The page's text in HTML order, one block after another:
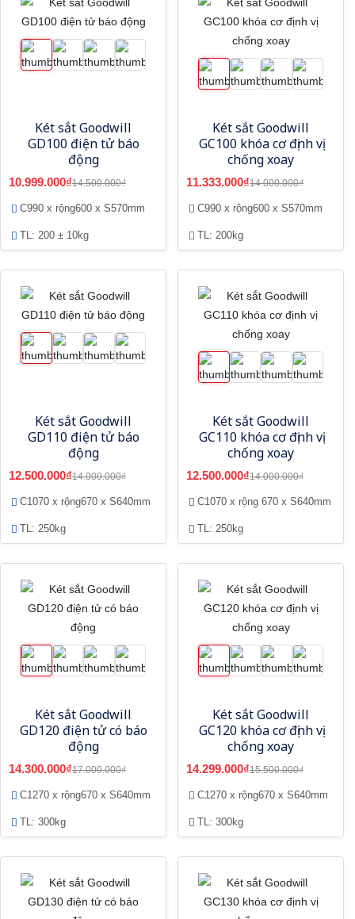
Két sắt Goodwill
GD100 điện tử báo
động
10.999.000₫14.500.000₫
C990 x rộng600 x S570mm
TL: 200 ± 10kg
Két sắt Goodwill
GC100 khóa cơ định vị
chống xoay
11.333.000₫14.000.000₫
C990 x rộng600 x S570mm
TL: 200kg
Két sắt Goodwill
GD110 điện tử báo
động
12.500.000₫14.000.000₫
C1070 x rộng670 x S640mm
TL: 250kg
Két sắt Goodwill
GC110 khóa cơ định vị
chống xoay
12.500.000₫14.000.000₫
C1070 x rộng 670 x S640mm
TL: 250kg
Két sắt Goodwill
GD120 điện tử có báo
động
14.300.000₫17.000.000₫
C1270 x rộng670 x S640mm
TL: 300kg
Két sắt Goodwill
GC120 khóa cơ định vị
chống xoay
14.299.000₫15.500.000₫
C1270 x rộng670 x S640mm
TL: 300kg